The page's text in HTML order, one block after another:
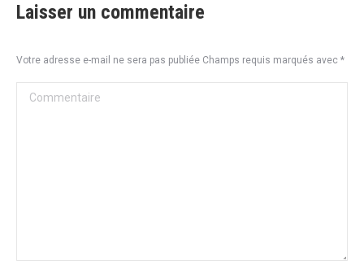
Laisser un commentaire
Votre adresse e-mail ne sera pas publiée Champs requis marqués avec *
Commentaire